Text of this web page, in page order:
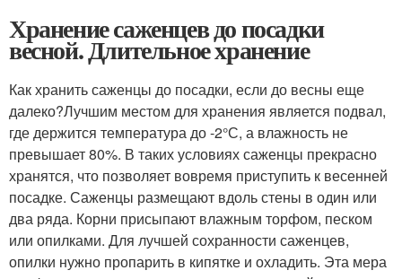
Хранение саженцев до посадки
весной. Длительное хранение
Как хранить саженцы до посадки, если до весны еще
далеко?Лучшим местом для хранения является подвал,
где держится температура до -2°С, а влажность не
превышает 80%. В таких условиях саженцы прекрасно
хранятся, что позволяет вовремя приступить к весенней
посадке. Саженцы размещают вдоль стены в один или
два ряда. Корни присыпают влажным торфом, песком
или опилками. Для лучшей сохранности саженцев,
опилки нужно пропарить в кипятке и охладить. Эта мера